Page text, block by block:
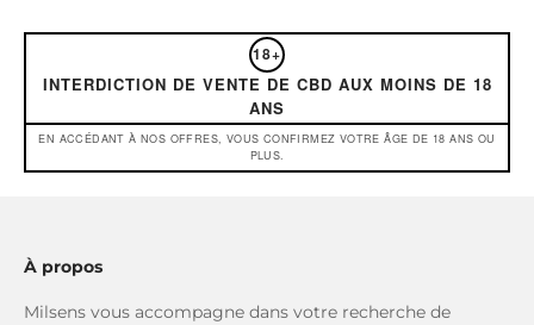
18+
INTERDICTION DE VENTE DE CBD AUX MOINS DE 18
ANS
EN ACCÉDANT À NOS OFFRES, VOUS CONFIRMEZ VOTRE ÂGE DE 18 ANS OU
PLUS.
À propos
Milsens vous accompagne dans votre recherche de